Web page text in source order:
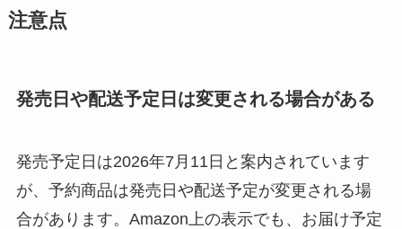
注意点
発売日や配送予定日は変更される場合がある
発売予定日は2026年7月11日と案内されています
が、予約商品は発売日や配送予定が変更される場
合があります。Amazon上の表示でも、お届け予定